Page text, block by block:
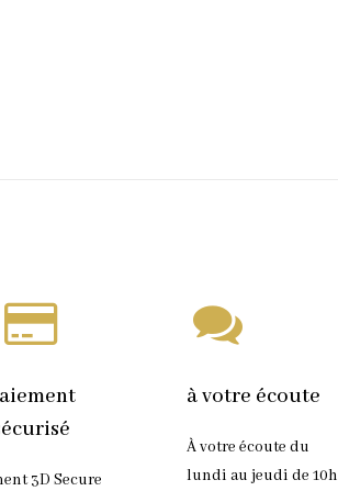
3D Secure
à votre écoute
À votre écoute du
lundi au jeudi de 10h